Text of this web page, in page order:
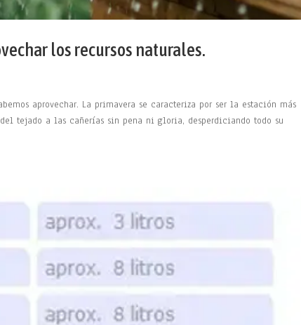
los recursos naturales.
aprovechar. La primavera se caracteriza por ser la estación más
tejado a las cañerías sin pena ni gloria, desperdiciando todo su